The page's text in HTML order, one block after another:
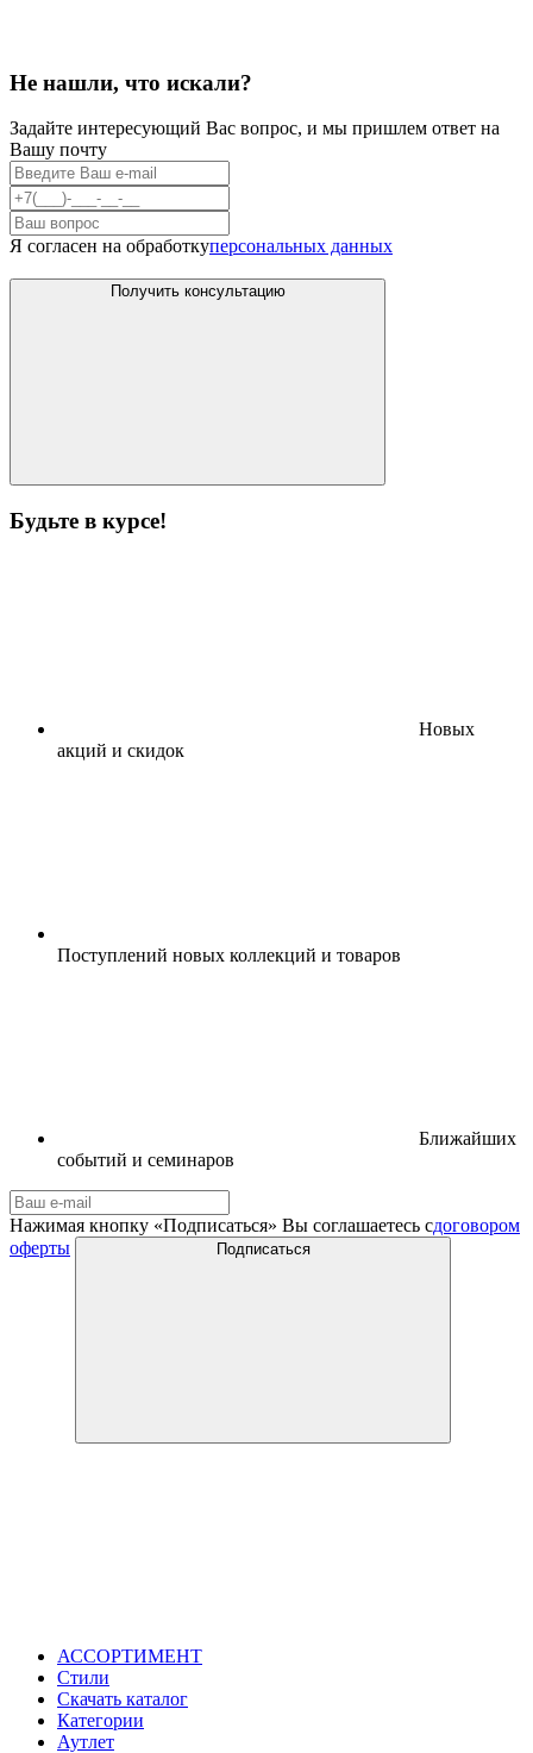
Не нашли, что искали?
Задайте интересующий Вас вопрос, и мы пришлем ответ на
Вашу почту
Я согласен на обработкуперсональных данных
Получить консультацию
Будьте в курсе!
Новых
акций и скидок
Поступлений новых коллекций и товаров
Ближайших
событий и семинаров
Нажимая кнопку «Подписаться» Вы соглашаетесь сдоговором
оферты
Подписаться
АССОРТИМЕНТ
Стили
Скачать каталог
Категории
Аутлет